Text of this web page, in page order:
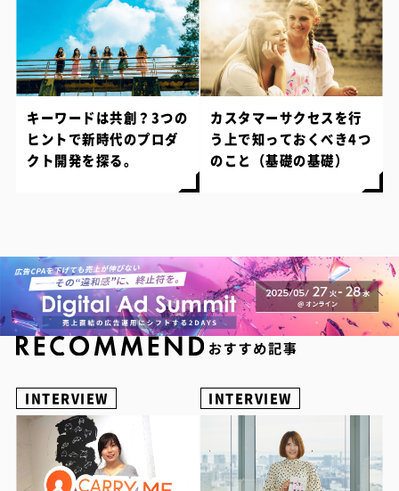
キーワードは共創？3つの
ヒントで新時代のプロダ
クト開発を探る。
カスタマーサクセスを行
う上で知っておくべき4つ
のこと（基礎の基礎）
INTERVIEW INTERVIEW